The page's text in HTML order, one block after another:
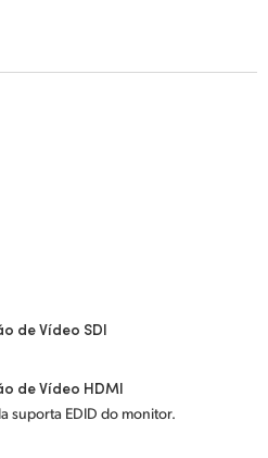
de Vídeo SDI
de Vídeo HDMI
suporta EDID do monitor.